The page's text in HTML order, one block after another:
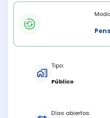
Modalidades de
Tipo:
Público
Días abiertos: